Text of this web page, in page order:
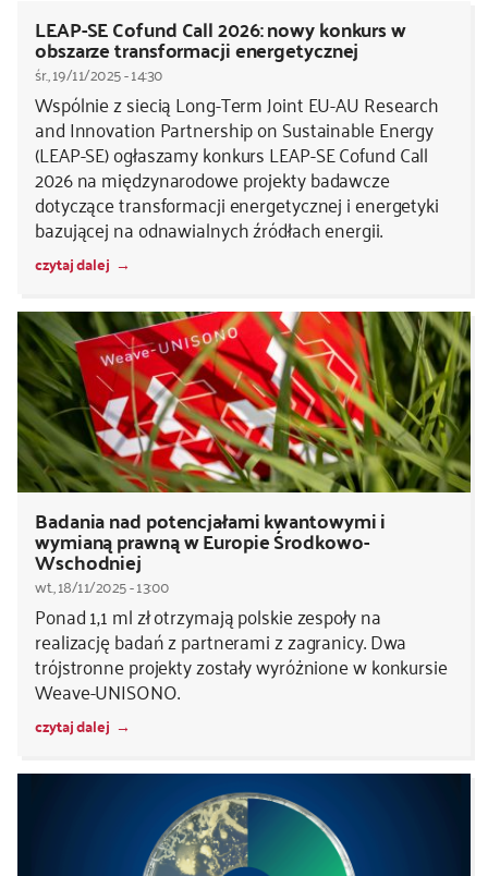
LEAP-SE Cofund Call 2026: nowy konkurs w
obszarze transformacji energetycznej
śr., 19/11/2025 - 14:30
Wspólnie z siecią Long-Term Joint EU-AU Research
and Innovation Partnership on Sustainable Energy
(LEAP-SE) ogłaszamy konkurs LEAP-SE Cofund Call
2026 na międzynarodowe projekty badawcze
dotyczące transformacji energetycznej i energetyki
bazującej na odnawialnych źródłach energii.
czytaj dalej
Badania nad potencjałami kwantowymi i
wymianą prawną w Europie Środkowo-
Wschodniej
wt., 18/11/2025 - 13:00
Ponad 1,1 ml zł otrzymają polskie zespoły na
realizację badań z partnerami z zagranicy. Dwa
trójstronne projekty zostały wyróżnione w konkursie
Weave-UNISONO.
czytaj dalej